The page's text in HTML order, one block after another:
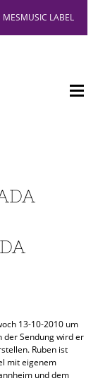
MESMUSIC LABEL
13-10-2010 um
der Sendung wird er
Ruben ist
mit eigenem
und dem